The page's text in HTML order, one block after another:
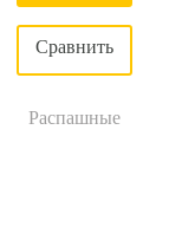
Распашные